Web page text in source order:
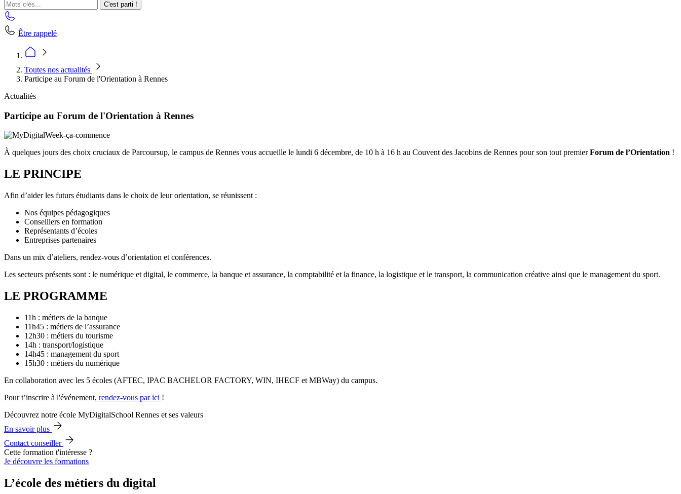
C'est parti !
Être rappelé
Toutes nos actualités
Participe au Forum de l'Orientation à Rennes
Actualités
Participe au Forum de l'Orientation à Rennes
À quelques jours des choix cruciaux de Parcoursup, le campus de Rennes vous accueille le lundi 6 décembre, de 10 h à 16 h au Couvent des Jacobins de Rennes pour son tout premierForum de l’Orientation !
LE PRINCIPE
Afin d’aider les futurs étudiants dans le choix de leur orientation, se réunissent :
Nos équipes pédagogiques
Conseillers en formation
Représentants d’écoles
Entreprises partenaires
Dans un mix d’ateliers, rendez-vous d’orientation et conférences.
Les secteurs présents sont : le numérique et digital, le commerce, la banque et assurance, la comptabilité et la finance, la logistique et le transport, la communication créative ainsi que le management du sport.
LE PROGRAMME
11h : métiers de la banque
11h45 : métiers de l’assurance
12h30 : métiers du tourisme
14h : transport/logistique
14h45 : management du sport
15h30 : métiers du numérique
En collaboration avec les 5 écoles (AFTEC, IPAC BACHELOR FACTORY, WIN, IHECF et MBWay) du campus.
Pour t’inscrire à l'événement, rendez-vous par ici !
Découvrez notre école MyDigitalSchool Rennes et ses valeurs
En savoir plus
Contact conseiller
Cette formation t'intéresse ?
Je découvre les formations
L’école des métiers du digital